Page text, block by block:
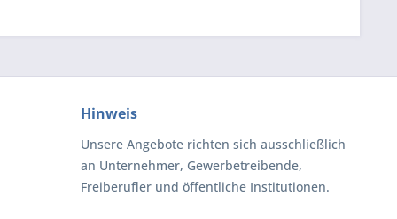
Hinweis
Unsere Angebote richten sich ausschließlich
an Unternehmer, Gewerbetreibende,
Freiberufler und öffentliche Institutionen.